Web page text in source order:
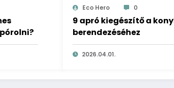
Eco Hero 0
9 apró kiegészítő a
berendezéséhez
2026.04.01.